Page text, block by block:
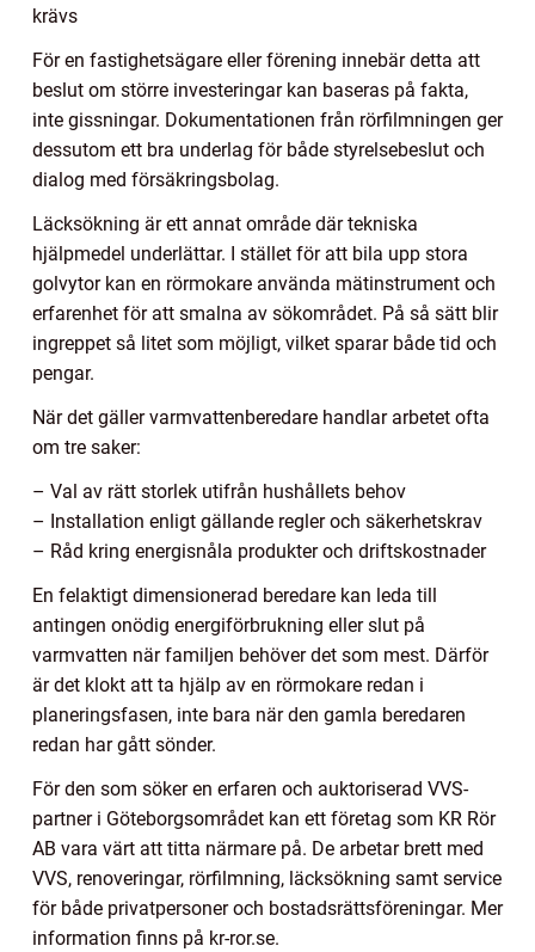
krävs
För en fastighetsägare eller förening innebär detta att
beslut om större investeringar kan baseras på fakta,
inte gissningar. Dokumentationen från rörfilmningen ger
dessutom ett bra underlag för både styrelsebeslut och
dialog med försäkringsbolag.
Läcksökning är ett annat område där tekniska
hjälpmedel underlättar. I stället för att bila upp stora
golvytor kan en rörmokare använda mätinstrument och
erfarenhet för att smalna av sökområdet. På så sätt blir
ingreppet så litet som möjligt, vilket sparar både tid och
pengar.
När det gäller varmvattenberedare handlar arbetet ofta
om tre saker:
– Val av rätt storlek utifrån hushållets behov
– Installation enligt gällande regler och säkerhetskrav
– Råd kring energisnåla produkter och driftskostnader
En felaktigt dimensionerad beredare kan leda till
antingen onödig energiförbrukning eller slut på
varmvatten när familjen behöver det som mest. Därför
är det klokt att ta hjälp av en rörmokare redan i
planeringsfasen, inte bara när den gamla beredaren
redan har gått sönder.
För den som söker en erfaren och auktoriserad VVS-
partner i Göteborgsområdet kan ett företag som KR Rör
AB vara värt att titta närmare på. De arbetar brett med
VVS, renoveringar, rörfilmning, läcksökning samt service
för både privatpersoner och bostadsrättsföreningar. Mer
information finns på kr-ror.se.